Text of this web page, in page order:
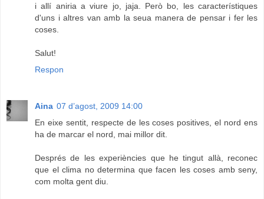
i allí aniria a viure jo, jaja. Però bo, les característiques
d'uns i altres van amb la seua manera de pensar i fer les
coses.
Salut!
Respon
Aina 07 d’agost, 2009 14:00
En eixe sentit, respecte de les coses positives, el nord ens
ha de marcar el nord, mai millor dit.
Després de les experiències que he tingut allà, reconec
que el clima no determina que facen les coses amb seny,
com molta gent diu.